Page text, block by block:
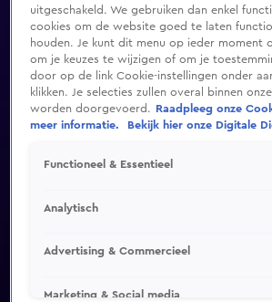
Video helaas niet
uitgeschakeld. We gebruiken dan enkel
cookies om de website goed te laten
houden. Je kunt dit menu op ieder moment
om je keuzes te wijzigen of om je
door op de link Cookie-instellingen onder
klikken. Je selecties zullen overal binnen
worden doorgevoerd.
Raadpleeg onze
meer informatie.
Bekijk hier onze Digitale
Functioneel & Essentieel
Analytisch
Advertising & Commercieel
Marketing & Social media